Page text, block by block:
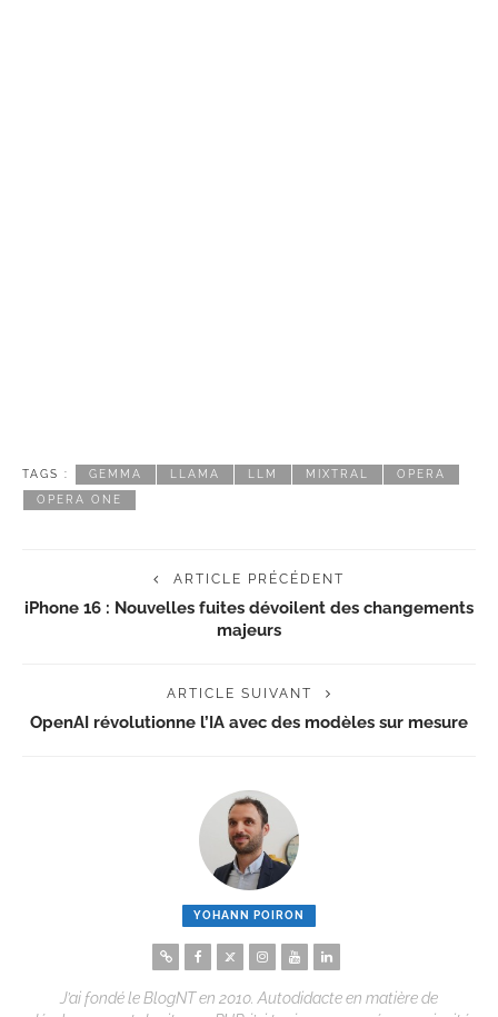
TAGS : GEMMA LLAMA LLM MIXTRAL OPERA
OPERA ONE
ARTICLE PRÉCÉDENT
iPhone 16 : Nouvelles fuites dévoilent des changements
majeurs
ARTICLE SUIVANT
OpenAI révolutionne l’IA avec des modèles sur mesure
YOHANN POIRON
J’ai fondé le BlogNT en 2010. Autodidacte en matière de